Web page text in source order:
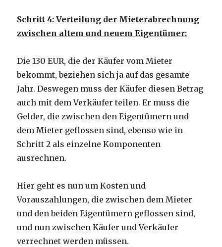
Schritt 4: Verteilung der Mieterabrechnung
zwischen altem und neuem Eigentümer:
Die 130 EUR, die der Käufer vom Mieter
bekommt, beziehen sich ja auf das gesamte
Jahr. Deswegen muss der Käufer diesen Betrag
auch mit dem Verkäufer teilen. Er muss die
Gelder, die zwischen den Eigentümern und
dem Mieter geflossen sind, ebenso wie in
Schritt 2 als einzelne Komponenten
ausrechnen.
Hier geht es nun um Kosten und
Vorauszahlungen, die zwischen dem Mieter
und den beiden Eigentümern geflossen sind,
und nun zwischen Käufer und Verkäufer
verrechnet werden müssen.